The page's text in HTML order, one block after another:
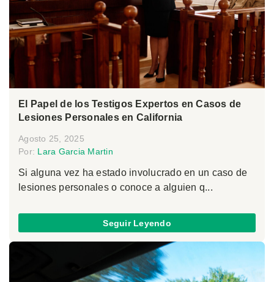
El Papel de los Testigos Expertos en Casos de
Lesiones Personales en California
Agosto 25, 2025
Por: Lara Garcia Martin
Si alguna vez ha estado involucrado en un caso de
lesiones personales o conoce a alguien q...
Seguir Leyendo